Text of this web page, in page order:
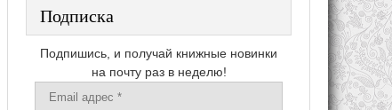
Подписка
Подпишись, и получай книжные новинки
на почту раз в неделю!